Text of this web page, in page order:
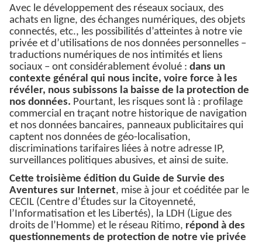
Avec le développement des réseaux sociaux, des
achats en ligne, des échanges numériques, des objets
connectés, etc., les possibilités d’atteintes à notre vie
privée et d’utilisations de nos données personnelles –
traductions numériques de nos intimités et liens
sociaux – ont considérablement évolué : dans un
contexte général qui nous incite, voire force à les
révéler, nous subissons la baisse de la protection de
nos données. Pourtant, les risques sont là : profilage
commercial en traçant notre historique de navigation
et nos données bancaires, panneaux publicitaires qui
captent nos données de géo-localisation,
discriminations tarifaires liées à notre adresse IP,
surveillances politiques abusives, et ainsi de suite.
Cette troisième édition du Guide de Survie des
Aventures sur Internet, mise à jour et coéditée par le
CECIL (Centre d’Études sur la Citoyenneté,
l’Informatisation et les Libertés), la LDH (Ligue des
droits de l’Homme) et le réseau Ritimo, répond à des
questionnements de protection de notre vie privée